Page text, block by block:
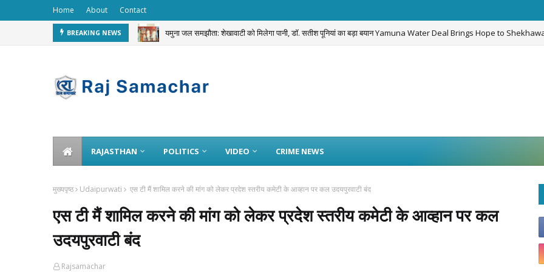
Home About Contact
BREAKING NEWS
STOLEN यमुना जल समझौता: शेखावाटी को मिलेगा पानी, डॉ. सतीश पूनियां का बड़ा बयान Yamuna Water Deal Brings Hope to
RAJASTHAN POLITICS VIDEO CRIME NEWS
मुख्यपृष्ठ Udaipurwati एस टी मैं शामिल करने की मांग को लेकर प्रदेश स्तरीय कमेटी के आव्हान पर कल उदयपुरवाटी बंद
एस टी मैं शामिल करने की मांग को लेकर प्रदेश स्तरीय कमेटी के आव्हान पर कल
उदयपुरवाटी बंद
Rajsamachar